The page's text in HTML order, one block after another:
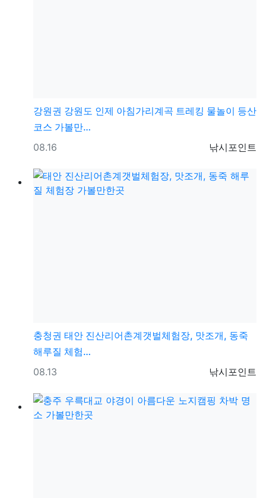
강원권 강원도 인제 아침가리계곡 트레킹 물놀이 등산
코스 가볼만…
등록자
낚시포인트
등록일
08.16
충청권 태안 진산리어촌계갯벌체험장, 맛조개, 동죽
해루질 체험…
등록자
낚시포인트
등록일
08.13